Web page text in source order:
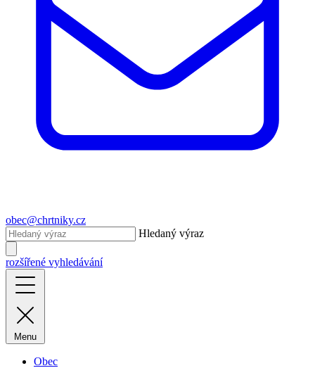
obec@chrtniky.cz
Hledaný výraz
rozšířené vyhledávání
Menu
Obec